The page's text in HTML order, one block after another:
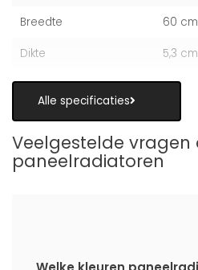
Breedte 60 cm
Dikte 5,3 cm
Alle specificaties
Veelgestelde vragen
paneelradiatoren